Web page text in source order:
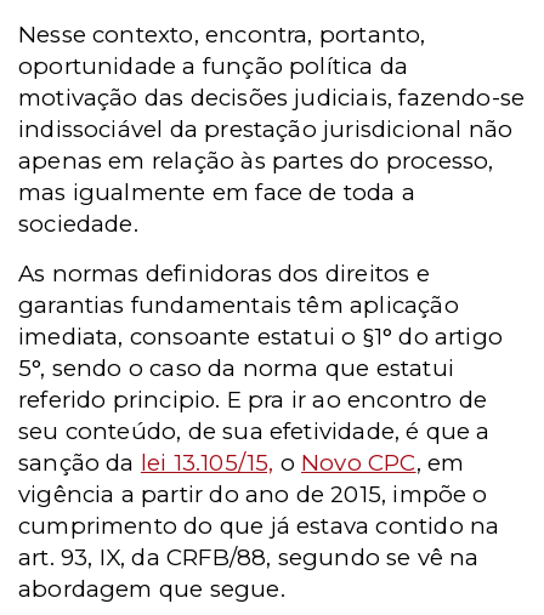
Nesse contexto, encontra, portanto,
oportunidade a função política da
motivação das decisões judiciais, fazendo-se
indissociável da prestação jurisdicional não
apenas em relação às partes do processo,
mas igualmente em face de toda a
sociedade.
As normas definidoras dos direitos e
garantias fundamentais têm aplicação
imediata, consoante estatui o §1° do artigo
5°, sendo o caso da norma que estatui
referido principio. E pra ir ao encontro de
seu conteúdo, de sua efetividade, é que a
sanção da lei 13.105/15, o Novo CPC, em
vigência a partir do ano de 2015, impõe o
cumprimento do que já estava contido na
art. 93, IX, da CRFB/88, segundo se vê na
abordagem que segue.